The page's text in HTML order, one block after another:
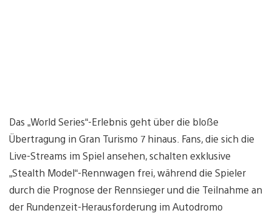
Das „World Series“-Erlebnis geht über die bloße
Übertragung in Gran Turismo 7 hinaus. Fans, die sich die
Live-Streams im Spiel ansehen, schalten exklusive
„Stealth Model“-Rennwagen frei, während die Spieler
durch die Prognose der Rennsieger und die Teilnahme an
der Rundenzeit-Herausforderung im Autodromo